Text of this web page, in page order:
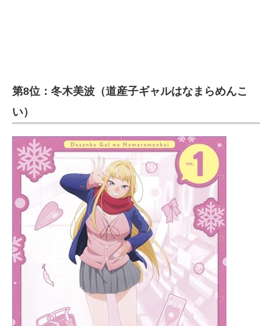
第8位：冬木美波（道産子ギャルはなまらめんこ
い）